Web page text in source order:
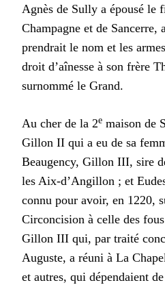
Agnès de Sully a épousé le
Champagne et de Sancerre,
prendrait le nom et les
droit d’aînesse à son frère
surnommé le Grand.
Au cher de la 2e maison de
Gillon II qui a eu de sa
Beaugency, Gillon III, sire
les Aix-d’Angillon ; et
connu pour avoir, en 1220,
Circoncision à celle des
Gillon III qui, par traité
Auguste, a réuni à La
et autres, qui dépendaient